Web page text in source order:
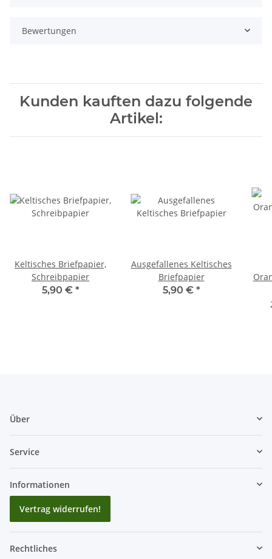
Bewertungen
Kunden kauften dazu folgende
Artikel:
Keltisches Briefpapier,
Schreibpapier
5,90 € *
Ausgefallenes Keltisches
Briefpapier
5,90 € *
Über
Service
Informationen
Vertrag widerrufen!
Rechtliches